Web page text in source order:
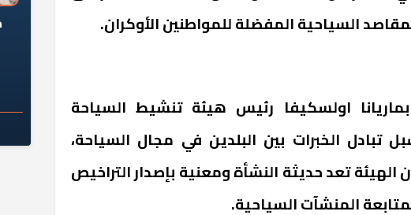
السياحية المفضلة للمواطنين الأوكران.
اولسكيفا رئيس هيئة تنشيط السياحة
سبل تبادل الخبرات بين البلدين في مجال السياحة،
تعد حديثة النشأة ومعنية بإصدار التراخيص
المنشآت السياحية.
يطرح السؤال الصعب: هل
خريج معهد العاشر من
لماذا تخالف الشركات العقارية
تعليمات الرئيس السيسي؟